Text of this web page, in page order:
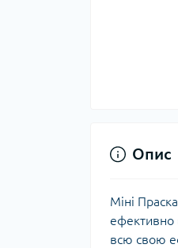
Опис
Міні
ефективно
всю свою